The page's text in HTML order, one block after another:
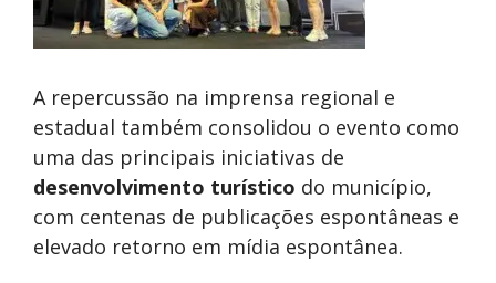
A repercussão na imprensa regional e
estadual também consolidou o evento como
uma das principais iniciativas de
desenvolvimento turístico do município,
com centenas de publicações espontâneas e
elevado retorno em mídia espontânea.